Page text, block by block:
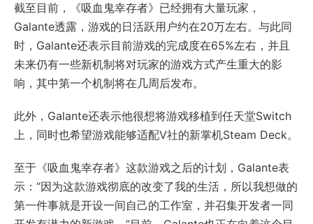
截至目前，《吸血鬼幸存者》已经拥有大量玩家，
Galante透露，游戏的日活跃用户约在20万左右。与此同
时，Galante还表示目前游戏的完成度在65%左右，并且
未来仍有一些新机制将对玩家的游戏方式产生重大的影
响，其中第一个机制将在几周后发布。
此外，Galante还表示他很想将游戏移植到任天堂Switch
上，同时也希望游戏能够适配V社的新掌机Steam Deck。
至于《吸血鬼幸存者》这款游戏之后的计划，Galante表
示：“因为这款游戏彻底的改变了我的生活，所以我想做的
第一件事就是开设一间自己的工作室，并召集开发者一同